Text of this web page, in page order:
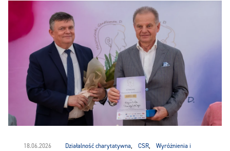
18.06.2026 Działalność charytatywna, CSR,
Wyróżnienia i